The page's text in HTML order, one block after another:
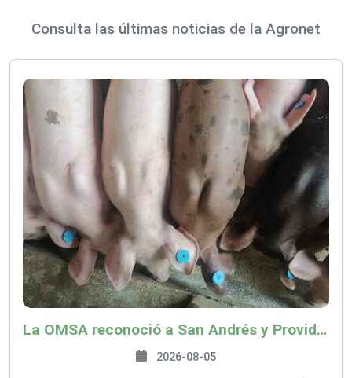
Consulta las últimas noticias de la Agronet
La OMSA reconoció a San Andrés y Providencia como zona libre de Peste Porcina Clásica (PPC)
2026-08-05